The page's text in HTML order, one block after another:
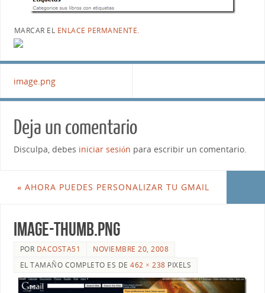
MARCAR EL ENLACE PERMANENTE.
image.png
Deja un comentario
Disculpa, debes iniciar sesión para escribir un comentario.
« AHORA PUEDES PERSONALIZAR TU GMAIL
image-thumb.png
POR DACOSTA51
NOVIEMBRE 20, 2008
EL TAMAÑO COMPLETO ES DE462 × 238 PIXELS